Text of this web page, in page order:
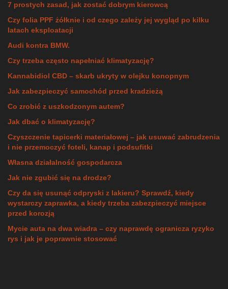
7 prostych zasad, jak zostać dobrym kierowcą
Czy folia PPF żółknie i od czego zależy jej wygląd po kilku
latach eksploatacji
Audi kontra BMW.
Czy trzeba często napełniać klimatyzację?
Kannabidiol CBD – skarb ukryty w olejku konopnym
Jak zabezpieczyć samochód przed kradzieżą
Co zrobić z uszkodzonym autem?
Jak dbać o klimatyzację?
Czyszczenie tapicerki materiałowej – jak usuwać zabrudzenia
i nie przemoczyć foteli, kanap i podsufitki
Własna działalność gospodarcza
Jak nie zgubić się na drodze?
Czy da się usunąć odpryski z lakieru? Sprawdź, kiedy
wystarczy zaprawka, a kiedy trzeba zabezpieczyć miejsce
przed korozją
Mycie auta na dwa wiadra – czy naprawdę ogranicza ryzyko
rys i jak je poprawnie stosować